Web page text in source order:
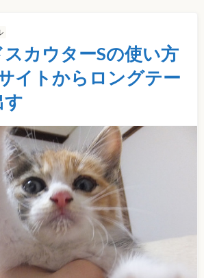
カウターSの使い方
イトからロングテー
す